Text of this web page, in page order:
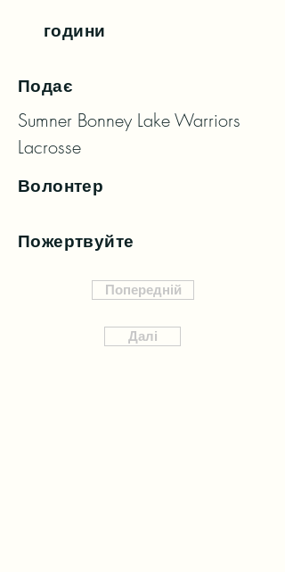
години
Подає
Sumner Bonney Lake Warriors
Lacrosse
Волонтер
Пожертвуйте
Попередній
Далі